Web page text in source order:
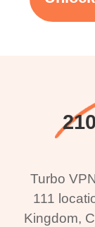
Turbo
111
Kingdom,